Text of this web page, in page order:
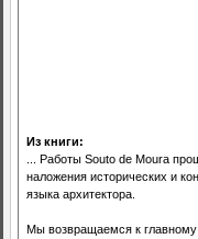
Из книги:
... Работы Souto de Moura
наложения исторических и
языка архитектора.
Мы возвращаемся к главному